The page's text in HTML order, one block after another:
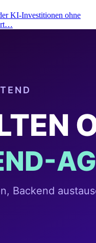
KI-Investitionen ohne